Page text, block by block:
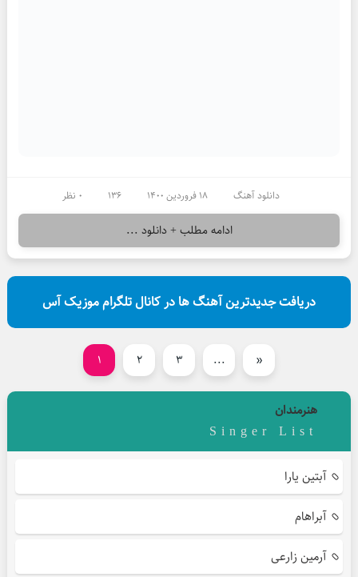
دانلود آهنگ 18 فروردین 1400 136 0 نظر
ادامه مطلب + دانلود ...
دریافت جدیدترین آهنگ ها در کانال تلگرام موزیک آس
1 2 3 ... «
هنرمندان
Singer List
آبتین یارا
آبراهام
آرمین زارعی